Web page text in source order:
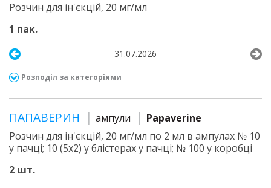
Розчин для ін'єкцій, 20 мг/мл
1 пак.
31.07.2026
Розподіл за категоріями
ПАПАВЕРИН ампули
Papaverine
Розчин для ін'єкцій, 20 мг/мл по 2 мл в ампулах № 10
у пачці; 10 (5х2) у блістерах у пачці; № 100 у коробці
2 шт.